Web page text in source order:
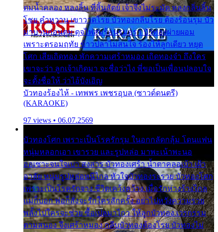
ตมน้ำคลอง หลงลิ้น ที่สิ้นสัตย์ เจ้าจึงไม่ระมัด หลงกลิ่นลิ้น
โชย คำหวาน เขาวาดโรย บัวทองกลีบโรย ต้องร้อนรุม บัว
มาบานก่อนตูม ดุจไฟสุมร้อนรุมอุรา บัวทองผ่ายผอม
เพราะตรอมฤทัย ข้าวปลาไม่สนใจ ร้องไห้ลูกเดียว หยุด
โศก เสียเถิดทอง พักความเศร้าหมอง เถิดทองจ๋า ถึงใคร
เขาจะว่า ลูกเจ้าเกิดมา จะชื่อว่าไง พี่ขอเป็นเพื่อนปลอบใจ
จะตั้งชื่อให้ ว่าไอ้บังเอิญ
บัวทองร้องไห้ - เทพพร เพชรอุบล (ซาวด์ดนตรี)
(KARAOKE)
97 views • 06.07.2569
บัวทองโศก เพราะเป็นโรครักรุม ในอกกลัดกลุ้ม โดนแฟน
หนุ่มหลอกเอา เขารวย และรูปหล่อ มาพะเน้าพะนอ
ออเซาะจนใจเบา สงสาร บัวทองเศร้า น้ำตาคลอเบ้า เฝ้า
อาลัย หนุ่มรูปหล่อหนีไกล หัวใจบัวทองระรวย บัวทองโศก
เพราะเป็นโรครักจาง ชีวิตเคว้งคว้าง เมื่อรักห่างร้างไกล
แม่ก็บอก พ่อก็สั่งจะรักใครสักครั้ง อย่าไปหวังความรวย
พลั้งไปใครจะช่วย ซื้อเปลมาไกว ให้ลูกบัวทอง เวรกรรม
ตามสนอง จึงเศร้าหมอง กลีบบัวทองต้องโรย บัวทองไม่